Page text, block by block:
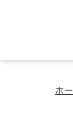
ホ